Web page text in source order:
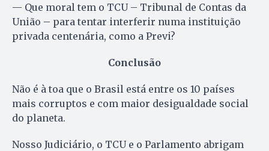
— Que moral tem o TCU – Tribunal de Contas da
União – para tentar interferir numa instituição
privada centenária, como a Previ?
Conclusão
Não é à toa que o Brasil está entre os 10 países
mais corruptos e com maior desigualdade social
do planeta.
Nosso Judiciário, o TCU e o Parlamento abrigam